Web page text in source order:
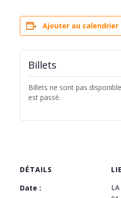
Ajouter au calendrier
DÉTAILS
Date :
Billets
Billets ne sont pas
est passé.